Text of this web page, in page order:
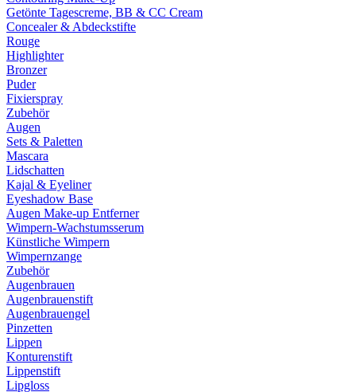
Getönte Tagescreme, BB & CC Cream
Concealer & Abdeckstifte
Rouge
Highlighter
Bronzer
Puder
Fixierspray
Zubehör
Augen
Sets & Paletten
Mascara
Lidschatten
Kajal & Eyeliner
Eyeshadow Base
Augen Make-up Entferner
Wimpern-Wachstumsserum
Künstliche Wimpern
Wimpernzange
Zubehör
Augenbrauen
Augenbrauenstift
Augenbrauengel
Pinzetten
Lippen
Konturenstift
Lippenstift
Lipgloss